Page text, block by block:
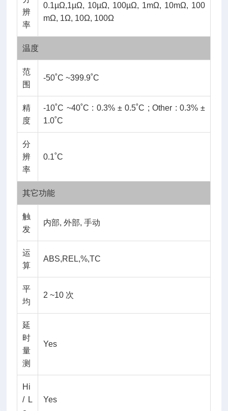
辨
率
0.1µΩ,1µΩ, 10µΩ, 100µΩ, 1mΩ, 10mΩ, 100
mΩ, 1Ω, 10Ω, 100Ω
温度
范
围
-50˚C ~399.9˚C
精
度
-10˚C ~40˚C : 0.3% ± 0.5˚C ; Other : 0.3% ±
1.0˚C
分
辨
率
0.1˚C
其它功能
触
发
内部, 外部, 手动
运
算
ABS,REL,%,TC
平
均
2 ~10 次
延
时
量
测
Yes
Hi
/ L
Yes